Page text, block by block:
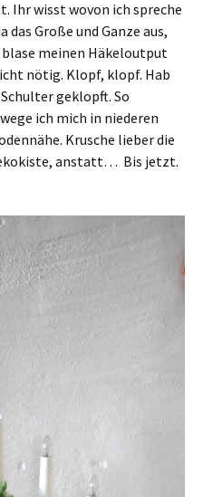
Ihr wisst wovon ich spreche
das Große und Ganze aus,
meinen Häkeloutput
nötig. Klopf, klopf. Hab
geklopft. So
ich mich in niederen
Krusche lieber die
anstatt… Bis jetzt.